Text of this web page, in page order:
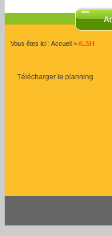
Vous êtes ici : Accueil >ALSH
Télécharger le planning